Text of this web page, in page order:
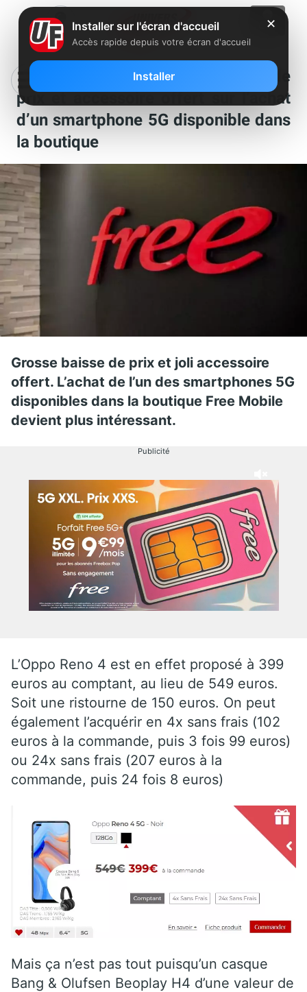
Free Mobile : importante baisse de
prix et accessoire offert sur l’achat
d’un smartphone 5G disponible dans
la boutique
Grosse baisse de prix et joli accessoire
offert. L’achat de l’un des smartphones 5G
disponibles dans la boutique Free Mobile
devient plus intéressant.
Publicité
L’Oppo Reno 4 est en effet proposé à 399
euros au comptant, au lieu de 549 euros.
Soit une ristourne de 150 euros. On peut
également l’acquérir en 4x sans frais (102
euros à la commande, puis 3 fois 99 euros)
ou 24x sans frais (207 euros à la
commande, puis 24 fois 8 euros)
Mais ça n’est pas tout puisqu’un casque
Bang & Olufsen Beoplay H4 d’une valeur de
✕
Installer sur l'écran d'accueil
Accès rapide depuis votre écran d'accueil
Installer